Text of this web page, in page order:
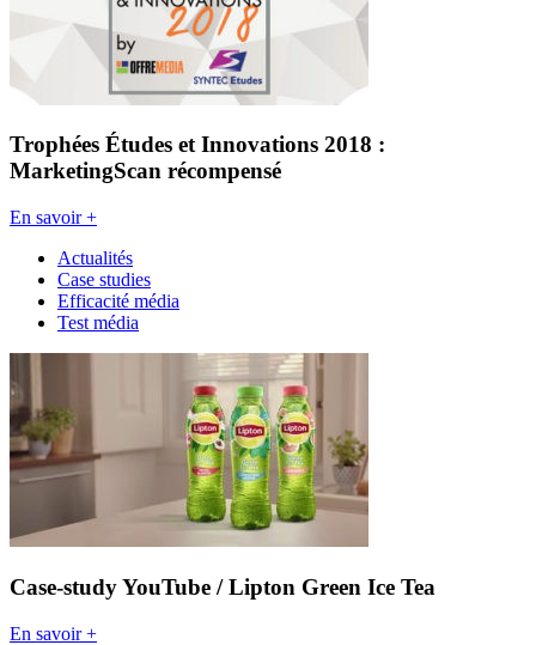
Trophées Études et Innovations 2018 :
MarketingScan récompensé
En savoir +
Actualités
Case studies
Efficacité média
Test média
Case-study YouTube / Lipton Green Ice Tea
En savoir +